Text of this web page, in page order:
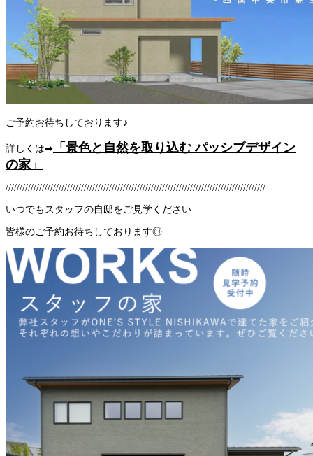
ご予約お待ちしております♪
詳しくは➡
「景色と自然を取り込む パッシブデザイン
の家」
/////////////////////////////////////////////////////////////////////////////////////////////
いつでもスタッフの自邸をご見学ください
皆様のご予約お待ちしております◎